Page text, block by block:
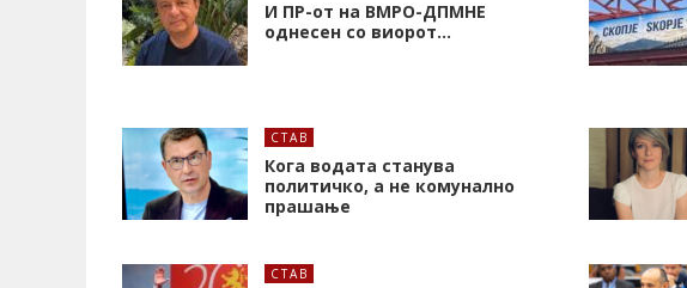
И ПР-от на ВМРО-ДПМНЕ
однесен со виорот…
СТАВ
Кога водата станува
политичко, а не комунално
прашање
СТАВ